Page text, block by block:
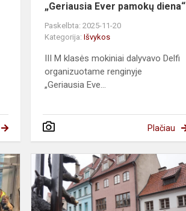
„Geriausia Ever pamokų diena“
Paskelbta: 2025-11-20
Kategorija:Išvykos
III M klasės mokiniai dalyvavo Delfi
organizuotame renginyje
„Geriausia Eve...
Plačiau
Apsilankymas
Vilniaus
universiteto
Gyvybės